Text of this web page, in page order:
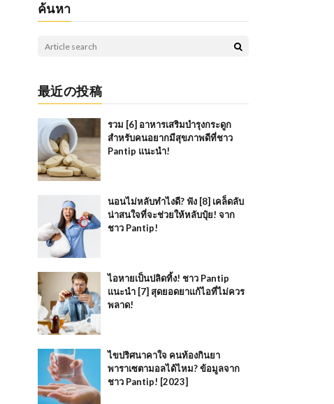
ค้นหา
最近の投稿
รวม [6] อาหารเสริมบำรุงกระดูก
สำหรับคนอยากมีสุขภาพดีที่ชาว
Pantip แนะนำ!
นอนไม่หลับทำไงดี? ฟัง [8] เคล็ดลับ
น่าสนใจที่จะช่วยให้หลับปุ๋ย! จาก
ชาว Pantip!
ไอหายเป็นปลิดทิ้ง! ชาว Pantip
แนะนำ [7] สุดยอดยาแก้ไอที่ไม่ควร
พลาด!
ไขปริศนาคาใจ คนท้องกินยา
พาราเซตามอลได้ไหม? ข้อมูลจาก
ชาว Pantip! [2023]